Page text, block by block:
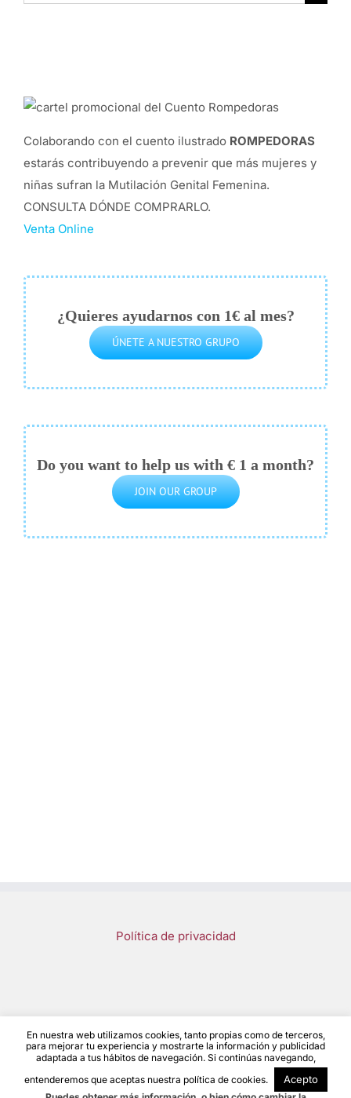
Colaborando con el cuento ilustrado ROMPEDORAS
estarás contribuyendo a prevenir que más mujeres y
niñas sufran la Mutilación Genital Femenina.
CONSULTA DÓNDE COMPRARLO.
Venta Online
¿Quieres ayudarnos con 1€ al mes?
ÚNETE A NUESTRO GRUPO
Do you want to help us with € 1 a month?
JOIN OUR GROUP
Política de privacidad
Save a Girl Save a Generation 2023 | Diseño y desarrollo Noelia
Fernández
En nuestra web utilizamos cookies, tanto propias como de terceros,
para mejorar tu experiencia y mostrarte la información y publicidad
adaptada a tus hábitos de navegación. Si continúas navegando,
entenderemos que aceptas nuestra política de cookies.
Acepto